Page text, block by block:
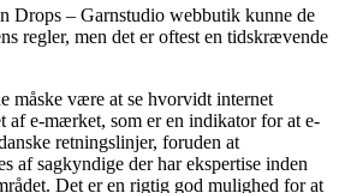
Drops – Garnstudio webbutik kunne de
regler, men det er oftest en tidskrævende
måske være at se hvorvidt internet
af e-mærket, som er en indikator for at e-
retningslinjer, foruden at
af sagkyndige der har ekspertise inden
Det er en rigtig god mulighed for at